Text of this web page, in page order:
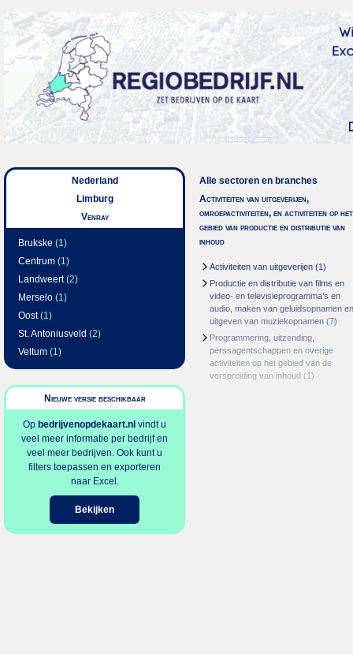
Nederland
Limburg
Venray
Brukske (1)
Centrum (1)
Landweert(2)
Merselo (1)
Oost(1)
St. Antoniusveld (2)
Veltum (1)
Nieuwe versie beschikbaar
Op bedrijvenopdekaart.nl vindt u
veel meer informatie per bedrijf en
veel meer bedrijven. Ook kunt u
filters toepassen en exporteren
naar Excel.
Bekijken
Alle sectoren en branches
Activiteiten van uitgeverijen,
omroepactiviteiten, en activiteiten op het
gebied van productie en distributie van
inhoud
Activiteiten van uitgeverijen (1)
Productie en distributie van films en
video- en televisieprogramma’s en
audio, maken van geluidsopnamen en
uitgeven van muziekopnamen (7)
Programmering, uitzending,
perssagentschappen en overige
activiteiten op het gebied van de
verspreiding van inhoud (1)